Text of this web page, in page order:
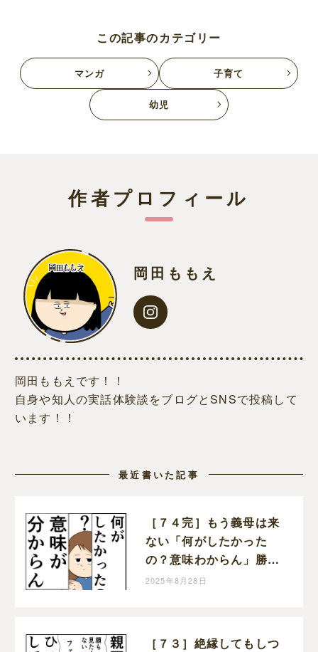
この記事のカテゴリー
マンガ 子育て
幼児
作者プロフィール
岡田ももえ
岡田ももえです！！
自身や知人の実話体験談をブログとSNSで投稿して
います！！
最近書いた記事
［７４完］もう義母は来
ない「何がしたかった
の？意味わからん」勝っ
た！クセ強義母に抗う嫁
2025年8月28日
［７３］絶縁してもしつ